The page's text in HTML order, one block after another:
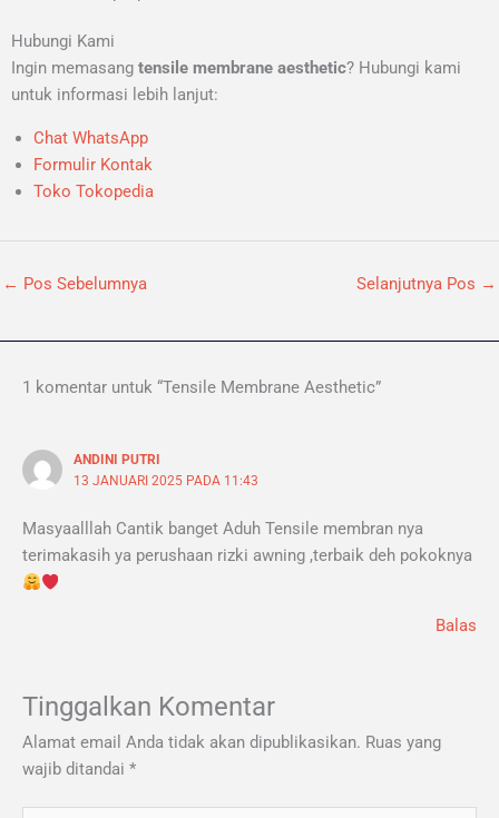
Hubungi Kami
Ingin memasang tensile membrane aesthetic? Hubungi kami
untuk informasi lebih lanjut:
Chat WhatsApp
Formulir Kontak
Toko Tokopedia
← Pos Sebelumnya Selanjutnya Pos →
1 komentar untuk “Tensile Membrane Aesthetic”
ANDINI PUTRI
13 JANUARI 2025 PADA 11:43
Masyaalllah Cantik banget Aduh Tensile membran nya
terimakasih ya perushaan rizki awning ,terbaik deh pokoknya
Balas
Tinggalkan Komentar
Alamat email Anda tidak akan dipublikasikan. Ruas yang
wajib ditandai *